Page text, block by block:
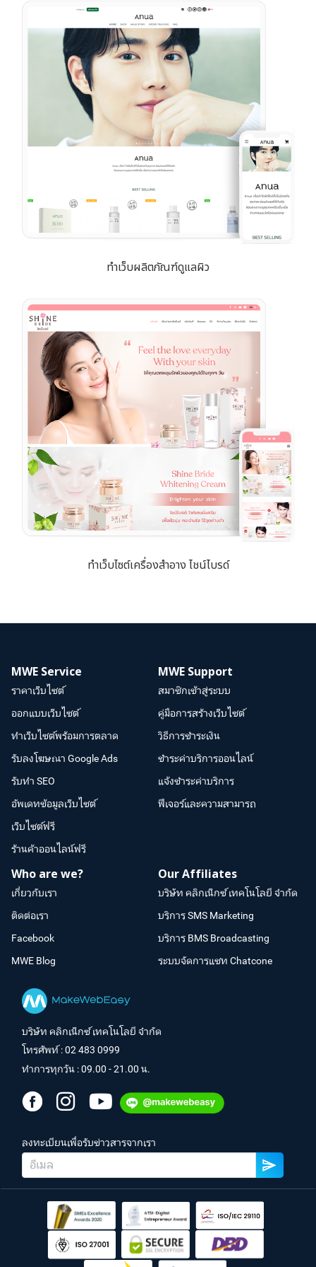
ทำเว็บผลิตภัณฑ์ดูแลผิว
ทำเว็บไซต์เครื่องสำอาง ไชน์ไบรด์
MWE Service
ราคาเว็บไซต์
ออกแบบเว็บไซต์
ทำเว็บไซต์พร้อมการตลาด
รับลงโฆษณา Google Ads
รับทำ SEO
อัพเดทข้อมูลเว็บไซต์
เว็บไซต์ฟรี
ร้านค้าออนไลน์ฟรี
MWE Support
สมาชิกเข้าสู่ระบบ
คู่มือการสร้างเว็บไซต์
วิธีการชำระเงิน
ชำระค่าบริการออนไลน์
แจ้งชำระค่าบริการ
ฟีเจอร์และความสามารถ
Who are we?
เกี่ยวกับเรา
ติดต่อเรา
Facebook
MWE Blog
Our Affiliates
บริษัท คลิกเน็กซ์ เทคโนโลยี จำกัด
บริการ SMS Marketing
บริการ BMS Broadcasting
ระบบจัดการแชท Chatcone
บริษัท คลิกเน็กซ์ เทคโนโลยี จำกัด
โทรศัพท์ :02 483 0999
ทำการทุกวัน : 09.00 - 21.00 น.
ลงทะเบียนเพื่อรับข่าวสารจากเรา